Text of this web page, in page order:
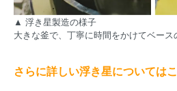
▲ 浮き星製造の様子
大きな釜で、丁寧に時間をかけてベー
さらに詳しい浮き星については